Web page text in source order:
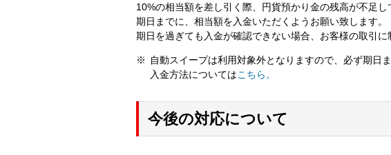
10%の相当額を差し引く際、円貨預かり金の残高が不足し
期日までに、相当額を入金いただくようお願い致します。
期日を過ぎても入金が確認できない場合、お客様の取引
自動スイープは利用対象外となりますので、必ず期日
入金方法についてはこちら。
今後の対応について